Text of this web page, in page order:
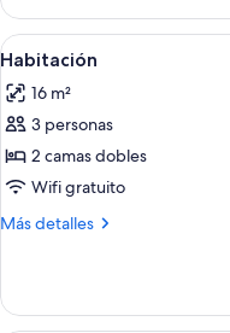
doble
estándar
Ver
todas
las
fotos
de
Habitación
8
Habitación
16 m²
3 personas
2 camas dobles
Wifi gratuito
Más detalles
Más